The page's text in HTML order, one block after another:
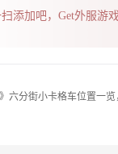
添加吧，Get外服游
》六分街小卡格车位置一